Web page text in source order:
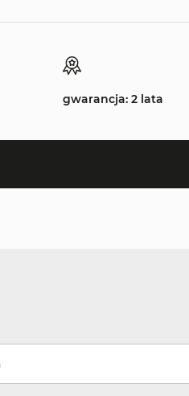
gwarancja: 2 lata